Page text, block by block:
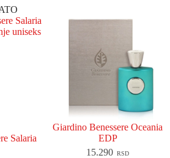
Salaria
Giardino Benessere Oceania
EDP
15.290 RSD